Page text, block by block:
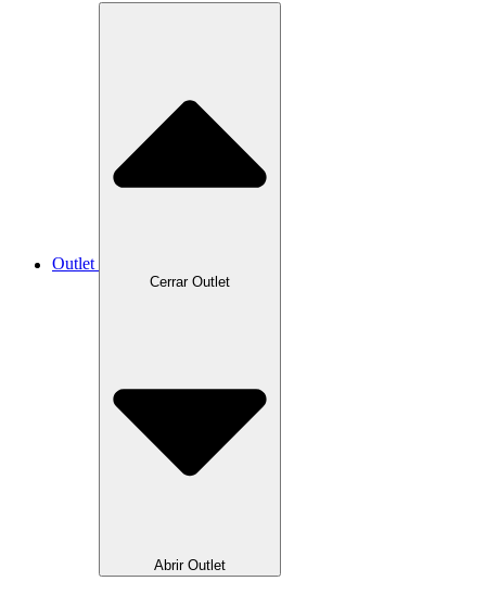
Outlet
Cerrar Outlet
Abrir Outlet